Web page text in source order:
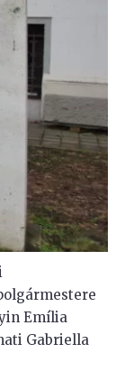
Emília
Gabriella